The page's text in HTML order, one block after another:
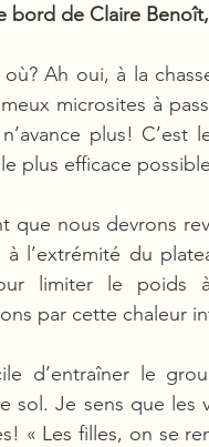
bord de Claire
où? Ah oui, à la
microsites à
plus!
plus efficace
que nous devrons
à l’extrémité du
limiter le poids
par cette chaleur
d’entraîner le
sol. Je sens que les
« Les filles, on se